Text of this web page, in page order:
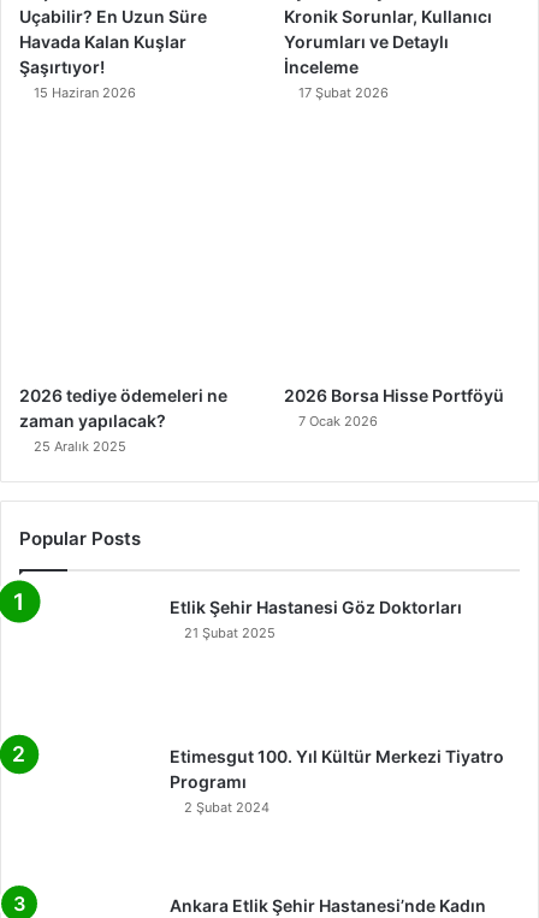
Uçabilir? En Uzun Süre
Havada Kalan Kuşlar
Şaşırtıyor!
15 Haziran 2026
Kronik Sorunlar, Kullanıcı
Yorumları ve Detaylı
İnceleme
17 Şubat 2026
2026 tediye ödemeleri ne
zaman yapılacak?
25 Aralık 2025
2026 Borsa Hisse Portföyü
7 Ocak 2026
Popular Posts
Etlik Şehir Hastanesi Göz Doktorları
21 Şubat 2025
Etimesgut 100. Yıl Kültür Merkezi Tiyatro
Programı
2 Şubat 2024
Ankara Etlik Şehir Hastanesi’nde Kadın